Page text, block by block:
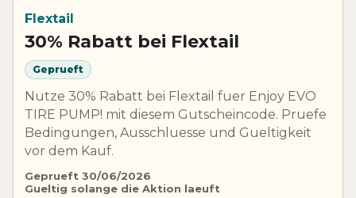
Flextail
30% Rabatt bei Flextail
Geprueft
Nutze 30% Rabatt bei Flextail fuer Enjoy EVO
TIRE PUMP! mit diesem Gutscheincode. Pruefe
Bedingungen, Ausschluesse und Gueltigkeit
vor dem Kauf.
Geprueft 30/06/2026
Gueltig solange die Aktion laeuft